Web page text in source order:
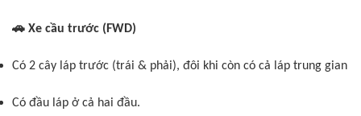
🚗 Xe cầu trước (FWD)
Có 2 cây láp trước (trái & phải), đôi khi còn có cả láp trung gian
Có đầu láp ở cả hai đầu.